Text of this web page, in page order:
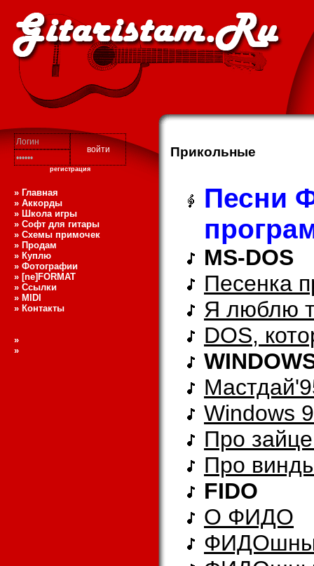
регистрация
Прикольные
» Главная
» Аккорды
» Школа игры
» Софт для гитары
» Схемы примочек
» Продам
» Куплю
» Фотографии
» [ne]FORMAT
» Ссылки
» MIDI
» Контакты
»
»
Песни
MS-DOS
Песенка
Я люблю
DOS,
Windows
Про
Про
FIDO
О ФИДО